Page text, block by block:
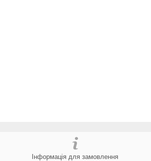
Інформація для замовлення